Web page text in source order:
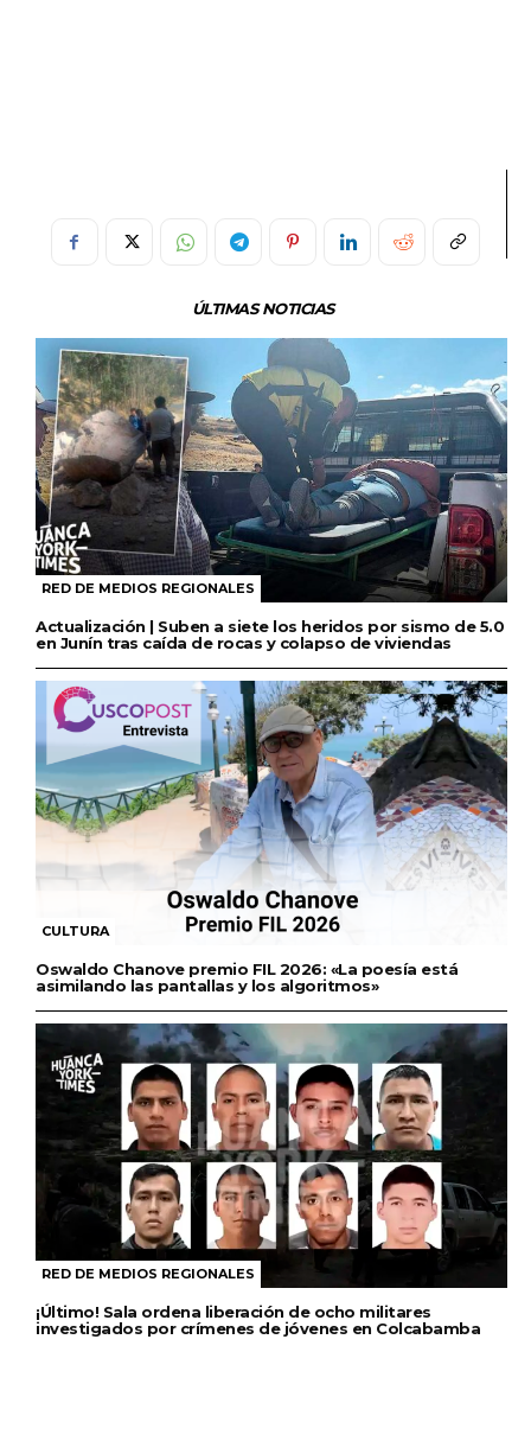
ÚLTIMAS NOTICIAS
RED DE MEDIOS REGIONALES
Actualización | Suben a siete los heridos por sismo de 5.0
en Junín tras caída de rocas y colapso de viviendas
CULTURA
Oswaldo Chanove premio FIL 2026: «La poesía está
asimilando las pantallas y los algoritmos»
RED DE MEDIOS REGIONALES
¡Último! Sala ordena liberación de ocho militares
investigados por crímenes de jóvenes en Colcabamba